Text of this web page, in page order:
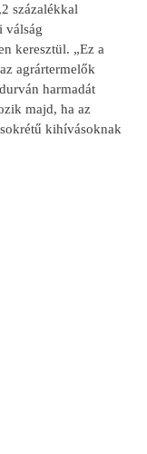
százalékkal
válság
keresztül. „Ez a
agrártermelők
harmadát
majd, ha az
kihívásoknak